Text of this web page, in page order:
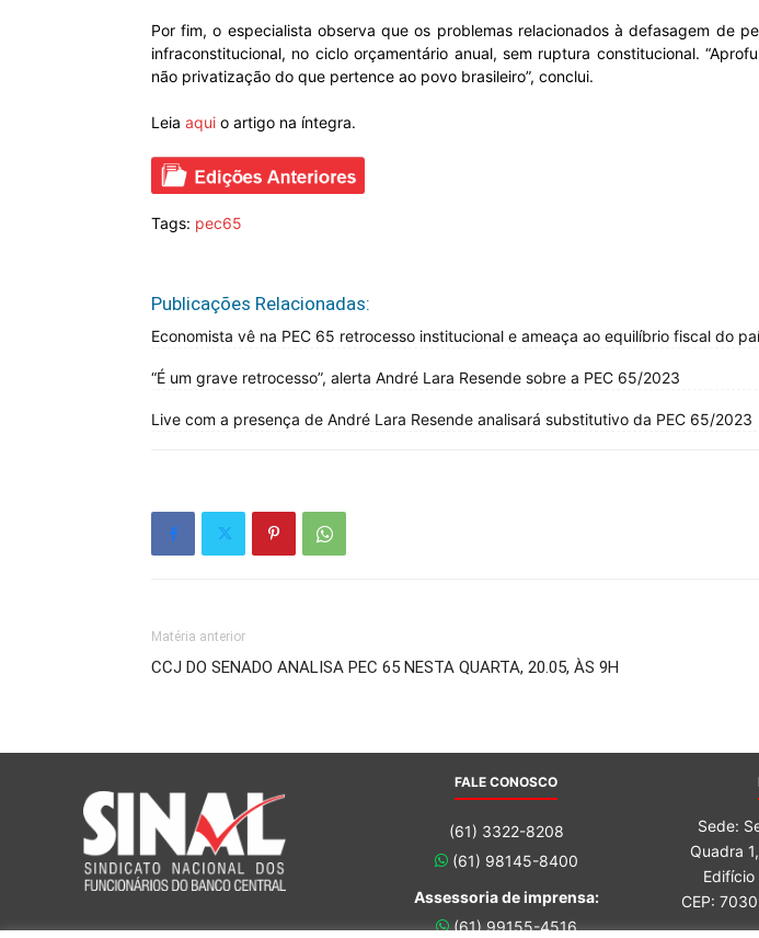
do
Por fim, o especialista observa que os problemas relacionados à defasagem de
infraconstitucional, no ciclo orçamentário anual, sem ruptura constitucional. “
não privatização do que pertence ao povo brasileiro”, conclui.
Leia aqui o artigo na íntegra.
Tags: pec65
Publicações Relacionadas:
Economista vê na PEC 65 retrocesso institucional e ameaça ao equilíbrio fiscal do
“É um grave retrocesso”, alerta André Lara Resende sobre a PEC 65/2023
Live com a presença de André Lara Resende analisará substitutivo da PEC 65/2023
Matéria anterior
CCJ DO SENADO ANALISA PEC 65 NESTA QUARTA, 20.05, ÀS 9H
FALE CONOSCO
(61) 3322-8208
(61) 98145-8400
Assessoria de imprensa:
(61) 99155-4516
Sede:
Quadra
CEP: